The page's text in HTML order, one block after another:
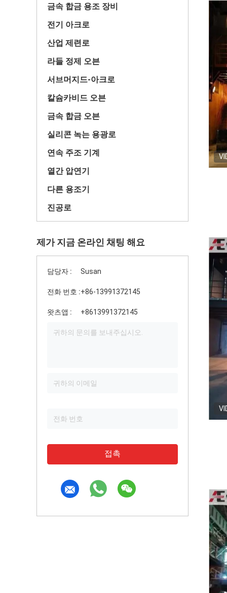
금속 합금 용조 장비
전기 아크로
산업 제련로
라들 정제 오븐
서브머지드-아크로
칼슘카비드 오븐
금속 합금 오븐
실리콘 녹는 용광로
연속 주조 기계
열간 압연기
다른 용조기
진공로
제가 지금 온라인 채팅 해요
담당자 : Susan
전화 번호 :+86-13991372145
왓츠앱 : +8613991372145
접촉